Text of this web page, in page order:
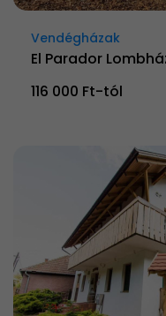
Vendégházak
El Parador
116 000 Ft-tól